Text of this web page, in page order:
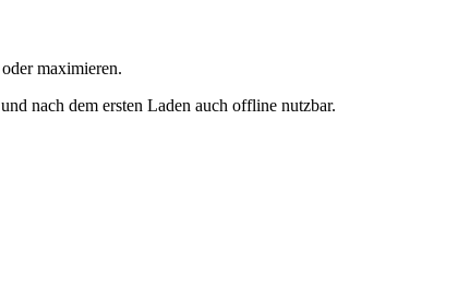
maximieren.
nach dem ersten Laden auch offline nutzbar.